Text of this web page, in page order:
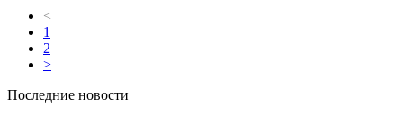
<
1
2
>
Последние новости